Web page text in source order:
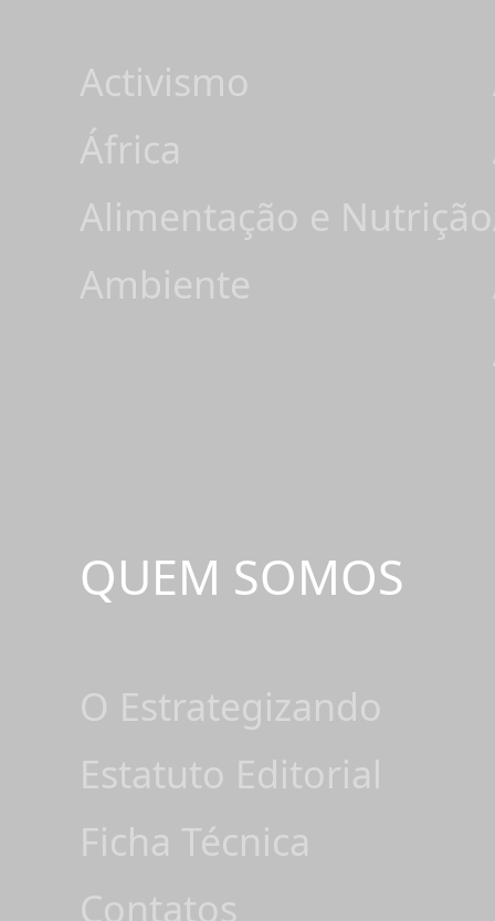
Activismo
África
Alimentação e Nutrição
Ambiente
QUEM SOMOS
O Estrategizando
Estatuto Editorial
Ficha Técnica